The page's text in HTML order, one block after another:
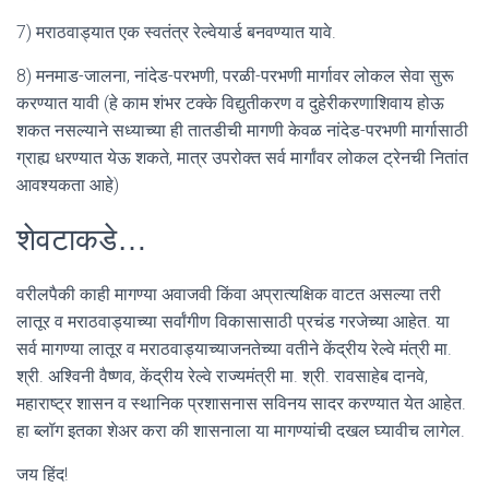
7) मराठवाड्यात एक स्वतंत्र रेल्वेयार्ड बनवण्यात यावे.
8) मनमाड-जालना, नांदेड-परभणी, परळी-परभणी मार्गावर लोकल सेवा सुरू
करण्यात यावी (हे काम शंभर टक्के विद्युतीकरण व दुहेरीकरणाशिवाय होऊ
शकत नसल्याने सध्याच्या ही तातडीची मागणी केवळ नांदेड-परभणी मार्गासाठी
ग्राह्य धरण्यात येऊ शकते, मात्र उपरोक्त सर्व मार्गांवर लोकल ट्रेनची नितांत
आवश्यकता आहे)
शेवटाकडे…
वरीलपैकी काही मागण्या अवाजवी किंवा अप्रात्यक्षिक वाटत असल्या तरी
लातूर व मराठवाड्याच्या सर्वांगीण विकासासाठी प्रचंड गरजेच्या आहेत. या
सर्व मागण्या लातूर व मराठवाड्याच्याजनतेच्या वतीने केंद्रीय रेल्वे मंत्री मा.
श्री. अश्विनी वैष्णव, केंद्रीय रेल्वे राज्यमंत्री मा. श्री. रावसाहेब दानवे,
महाराष्ट्र शासन व स्थानिक प्रशासनास सविनय सादर करण्यात येत आहेत.
हा ब्लॉग इतका शेअर करा की शासनाला या मागण्यांची दखल घ्यावीच लागेल.
जय हिंद!